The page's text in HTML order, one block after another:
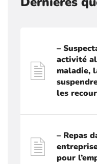
–
activité
maladie,
les
– Repas
pour